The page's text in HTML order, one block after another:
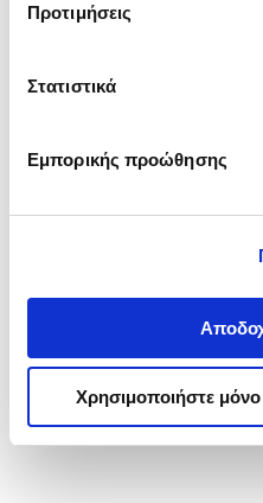
Προτιμήσεις
Στατιστικά
Εμπορικής προώθησης
Χρησιμοποιήστε